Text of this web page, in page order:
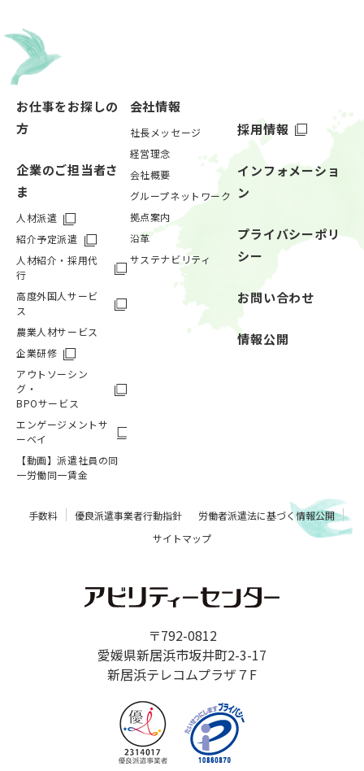
〒792-0812
愛媛県新居浜市坂井町2-3-17
新居浜テレコムプラザ７F
お仕事をお探しの
方
企業のご担当者さ
ま
人材派遣
紹介予定派遣
人材紹介・採用代
行
高度外国人サービ
ス
農業人材サービス
企業研修
アウトソーシン
グ・
BPOサービス
エンゲージメントサ
ーベイ
【動画】派遣社員の同
一労働同一賃金
会社情報
社長メッセージ
経営理念
会社概要
グループネットワーク
拠点案内
沿革
サステナビリティ
採用情報
インフォメーショ
ン
プライバシーポリ
シー
お問い合わせ
情報公開
手数料 優良派遣事業者行動指針
労働者派遣法に基づく情報公開
サイトマップ